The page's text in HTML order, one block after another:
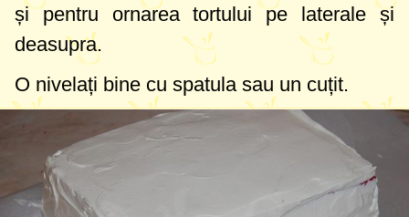
și pentru ornarea tortului pe laterale și
deasupra.
O nivelați bine cu spatula sau un cuțit.